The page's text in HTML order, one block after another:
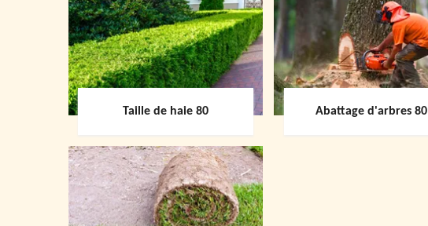
Taille de haie 80 Abattage d'arbres 80